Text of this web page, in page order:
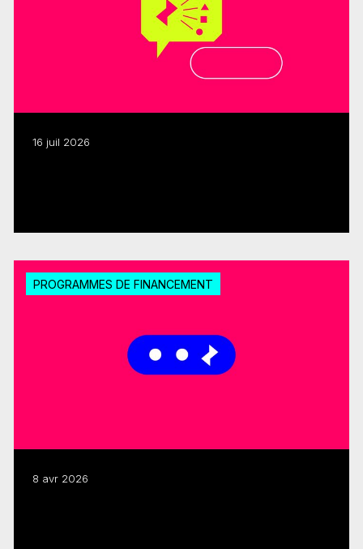
16 juil 2026
PROGRAMMES DE FINANCEMENT
8 avr 2026